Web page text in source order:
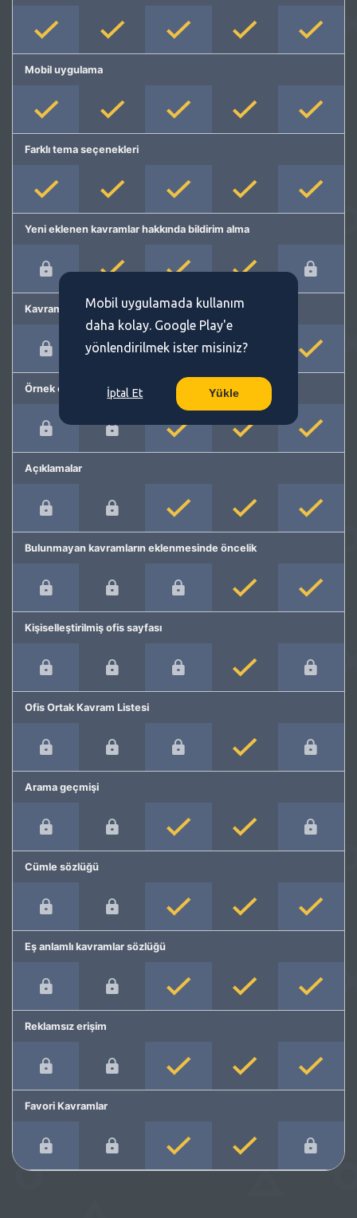
Mobil uygulama
Farklı tema seçenekleri
Yeni eklenen kavramlar hakkında bildirim alma
Kavram önerme
Örnek cümleler
Açıklamalar
Bulunmayan kavramların eklenmesinde öncelik
Kişiselleştirilmiş ofis sayfası
Ofis Ortak Kavram Listesi
Arama geçmişi
Cümle sözlüğü
Eş anlamlı kavramlar sözlüğü
Reklamsız erişim
Favori Kavramlar
Mobil uygulamada kullanım
daha kolay. Google Play'e
yönlendirilmek ister misiniz?
İptal Et Yükle